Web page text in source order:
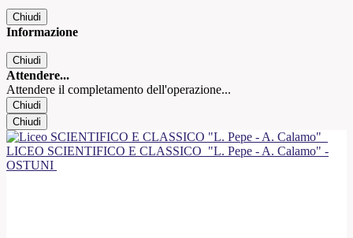
Chiudi
Informazione
Chiudi
Attendere...
Attendere il completamento dell'operazione...
Chiudi
Chiudi
LICEO SCIENTIFICO E CLASSICO "L. Pepe - A. Calamo" -
OSTUNI